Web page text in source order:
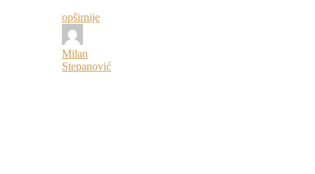
opširnije
Milan
Stepanović